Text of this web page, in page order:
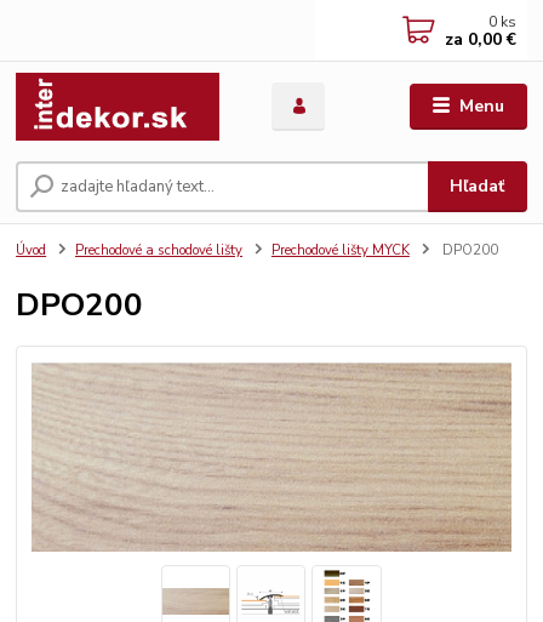
Menu
Hľadať
0 ks
za 0,00 €
Úvod Prechodové a schodové lišty Prechodové lišty MYCK DPO200
DPO200